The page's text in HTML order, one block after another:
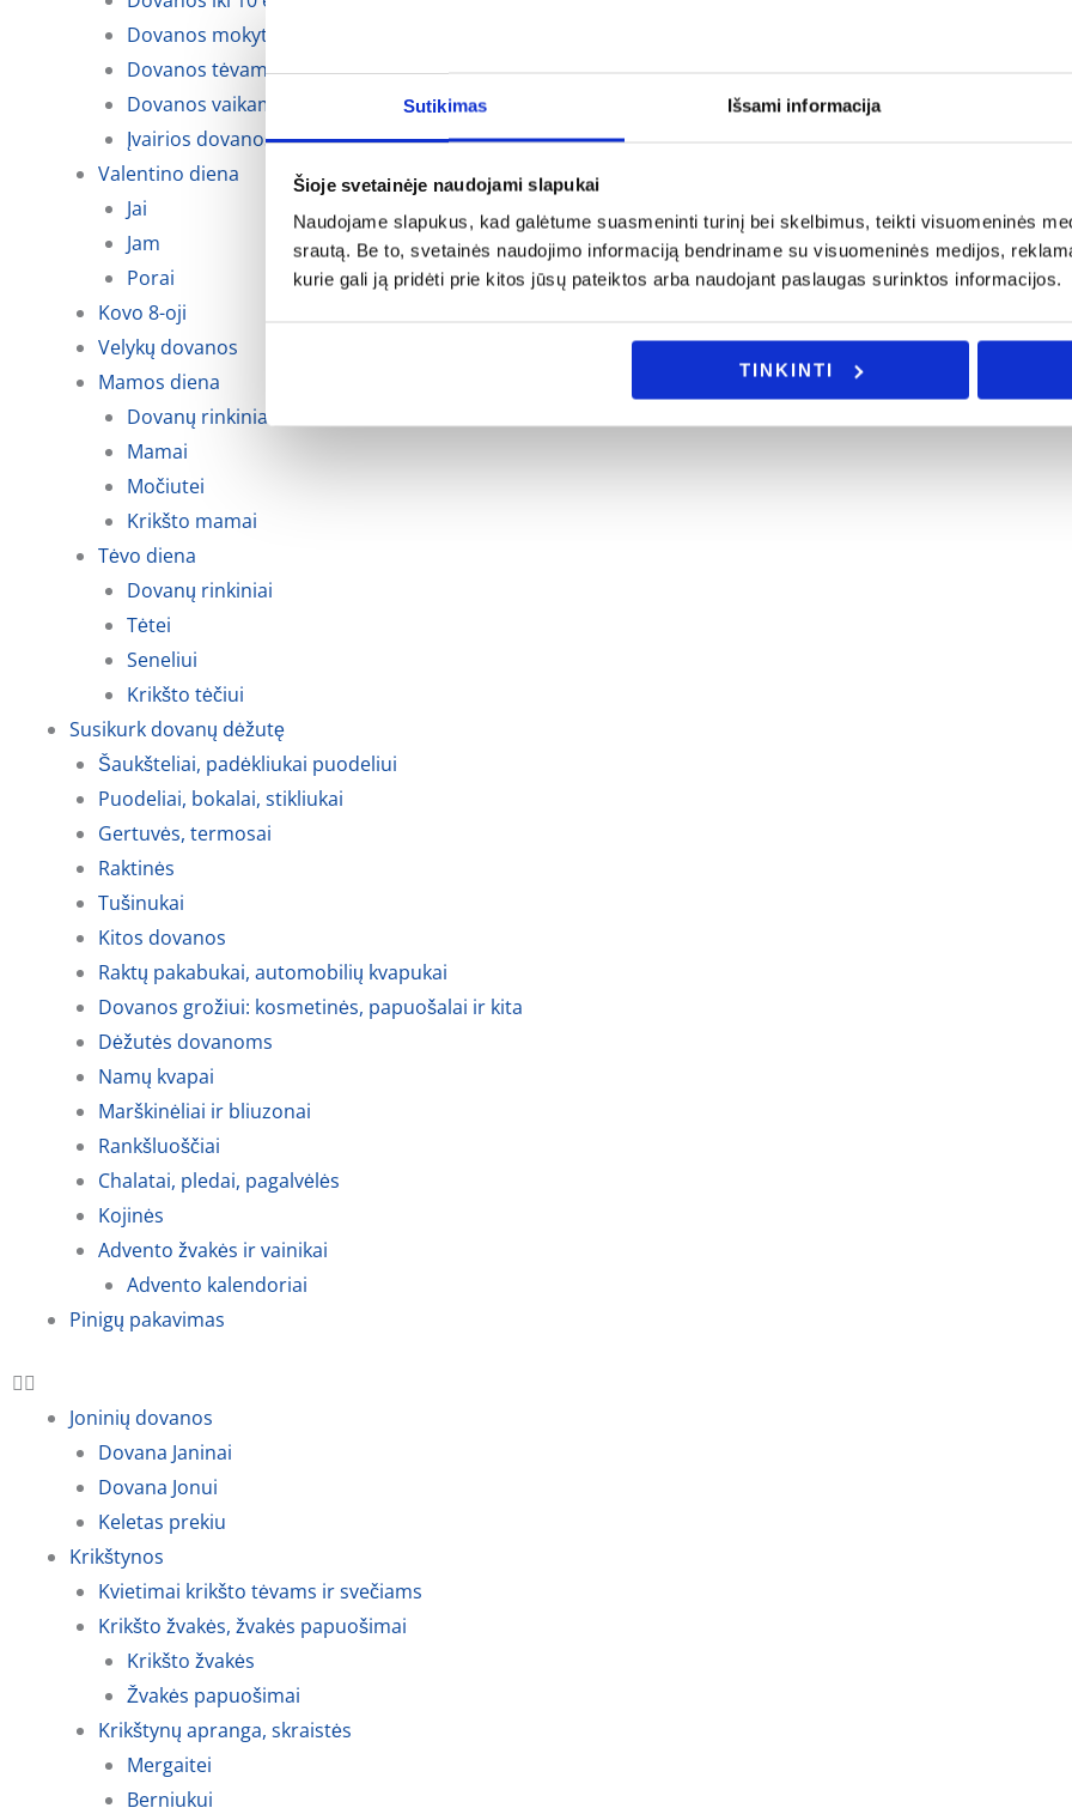
Sutikimas Išsami informacija
Šioje svetainėje naudojami slapukai
Naudojame slapukus, kad galėtume suasmeninti turinį bei skelbimus, teikti visuomeninės
srautą. Be to, svetainės naudojimo informaciją bendriname su visuomeninės medijos,
kurie gali ją pridėti prie kitos jūsų pateiktos arba naudojant paslaugas surinktos informacijos.
TINKINTI
Dovanos mokytojoms, auklėtojoms
Dovanos tėvams, krikšto tėvams ir seneliams
Dovanos vaikams
Įvairios dovanos kalėdoms
Valentino diena
Jai
Jam
Porai
Kovo 8-oji
Velykų dovanos
Mamos diena
Dovanų rinkiniai
Mamai
Močiutei
Krikšto mamai
Tėvo diena
Dovanų rinkiniai
Tėtei
Seneliui
Krikšto tėčiui
Susikurk dovanų dėžutę
Šaukšteliai, padėkliukai puodeliui
Puodeliai, bokalai, stikliukai
Gertuvės, termosai
Raktinės
Tušinukai
Kitos dovanos
Raktų pakabukai, automobilių kvapukai
Dovanos grožiui: kosmetinės, papuošalai ir kita
Dėžutės dovanoms
Namų kvapai
Marškinėliai ir bliuzonai
Rankšluoščiai
Chalatai, pledai, pagalvėlės
Kojinės
Advento žvakės ir vainikai
Advento kalendoriai
Pinigų pakavimas
Joninių dovanos
Dovana Janinai
Dovana Jonui
Keletas prekiu
Krikštynos
Kvietimai krikšto tėvams ir svečiams
Krikšto žvakės, žvakės papuošimai
Krikšto žvakės
Žvakės papuošimai
Krikštynų apranga, skraistės
Mergaitei
Berniukui